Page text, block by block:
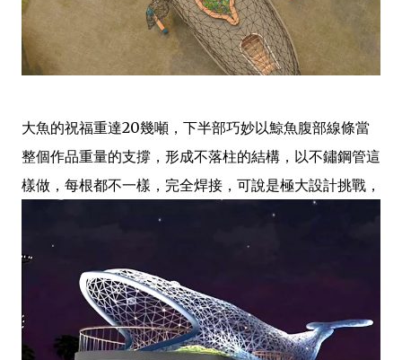
大魚的祝福重達20幾噸，下半部巧妙以鯨魚腹部線條當
整個作品重量的支撐，形成不落柱的結構，以不鏽鋼管這
樣做，每根都不一樣，完全焊接，可說是極大設計挑戰，